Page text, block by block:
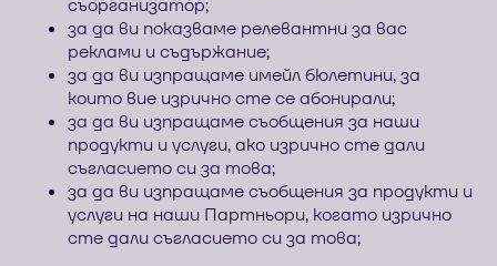
съорганизатор;
за да ви показваме релевантни за вас
реклами и съдържание;
за да ви изпращаме имейл бюлетини, за
които вие изрично сте се абонирали;
за да ви изпращаме съобщения за наши
продукти и услуги, ако изрично сте дали
съгласието си за това;
за да ви изпращаме съобщения за продукти и
услуги на наши Партньори, когато изрично
сте дали съгласието си за това;